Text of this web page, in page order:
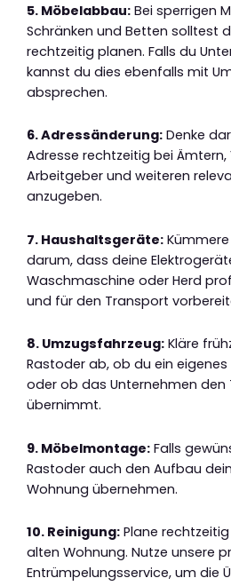
5. Möbelabbau: Bei sperrigen
Schränken und Betten solltest
rechtzeitig planen. Falls du
kannst du dies ebenfalls mit
absprechen.
6. Adressänderung: Denke
Adresse rechtzeitig bei Ämtern,
Arbeitgeber und weiteren
anzugeben.
7. Haushaltsgeräte:
darum, dass deine
Waschmaschine oder Herd
und für den Transport
8. Umzugsfahrzeug: Kläre
Rastoder ab, ob du ein
oder ob das Unternehmen
übernimmt.
9. Möbelmontage: Falls
Rastoder auch den Aufbau
Wohnung übernehmen.
10. Reinigung: Plane
alten Wohnung. Nutze unsere
Entrümpelungsservice, um die